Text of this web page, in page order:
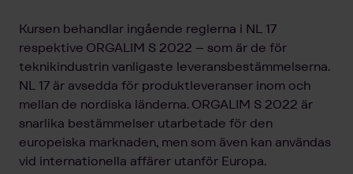
Kursen behandlar ingående reglerna i NL 17
respektive ORGALIM S 2022 – som är de för
teknikindustrin vanligaste leveransbestämmelserna.
NL 17 är avsedda för produktleveranser inom och
mellan de nordiska länderna. ORGALIM S 2022 är
snarlika bestämmelser utarbetade för den
europeiska marknaden, men som även kan användas
vid internationella affärer utanför Europa.